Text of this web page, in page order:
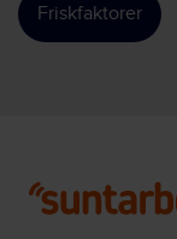
Friskfaktorer